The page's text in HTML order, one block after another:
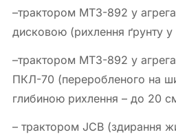
–трактором МТЗ-892 у
дисковою (рихлення ґрунту у
–трактором МТЗ-892 у
ПКЛ-70 (переробленого на
глибиною рихлення – до 20
– трактором JCB (здирання